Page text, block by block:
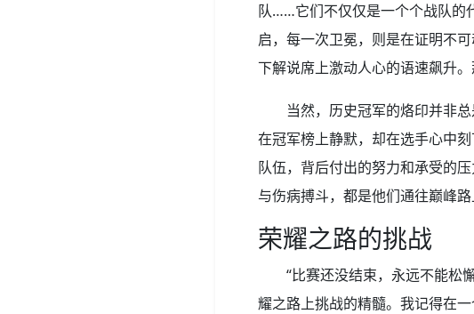
队……它们不仅仅是一个个战队的
启，每一次卫冕，则是在证明不
下解说席上激动人心的语速飙升
当然，历史冠军的烙印并非
在冠军榜上静默，却在选手心中
队伍，背后付出的努力和承受的
与伤病搏斗，都是他们通往巅峰路
荣耀之路的挑战
“比赛还没结束，永远不能松
耀之路上挑战的精髓。我记得在